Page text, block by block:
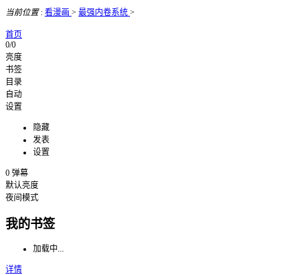
当前位置: 看漫画 > 最强内卷系统 >
首页
0/0
亮度
书签
目录
自动
设置
隐藏
发表
设置
0 弹幕
默认亮度
夜间模式
我的书签
加载中...
详情